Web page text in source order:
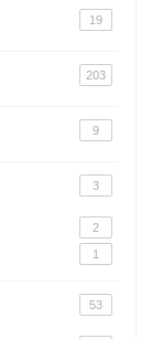
19
203
9
3
2
1
53